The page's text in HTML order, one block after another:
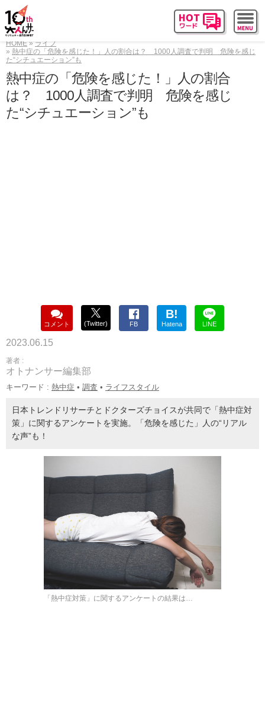
HOME
ライフ
熱中症の「危険を感じた！」人の割合は？ 1000人調査で判明 危険を感じ
た“シチュエーション”も
熱中症の「危険を感じた！」人の割合
は？ 1000人調査で判明 危険を感じ
た“シチュエーション”も
コメント (Twitter) FB
B!
Hatena LINE
2023.06.15
著者 :
オトナンサー編集部
キーワード : 熱中症 • 調査 • ライフスタイル
日本トレンドリサーチとドクターズチョイスが共同で「熱中症対
策」に関するアンケートを実施。「危険を感じた」人の“リアル
な声”も！
「熱中症対策」に関するアンケートの結果は…